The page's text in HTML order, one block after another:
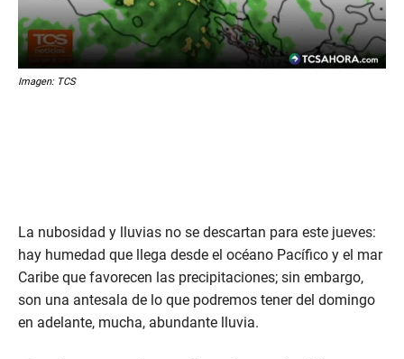
Imagen: TCS
La nubosidad y lluvias no se descartan para este jueves:
hay humedad que llega desde el océano Pacífico y el mar
Caribe que favorecen las precipitaciones; sin embargo,
son una antesala de lo que podremos tener del domingo
en adelante, mucha, abundante lluvia.